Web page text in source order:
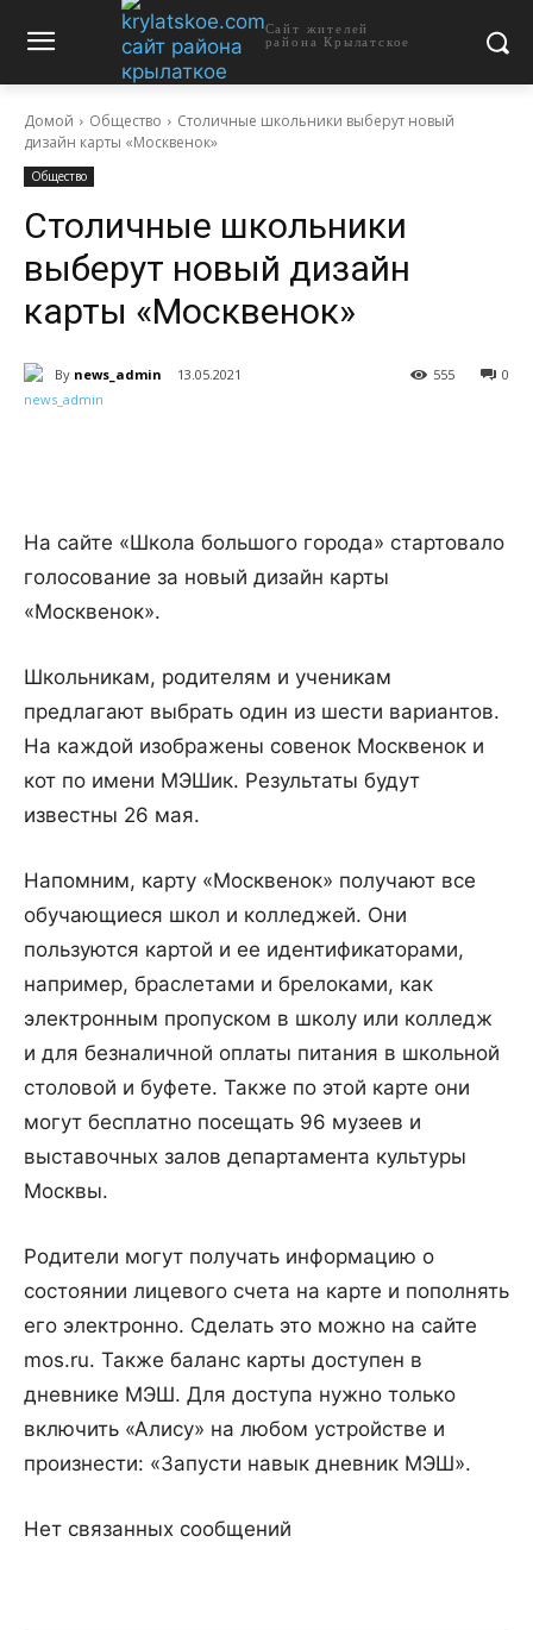
Сайт жителей
района Крылатское
Домой Общество
Столичные школьники выберут новый
дизайн карты «Москвенок»
Общество
Столичные школьники
выберут новый дизайн
карты «Москвенок»
By news_admin 13.05.2021 0
555
На сайте «Школа большого города» стартовало
голосование за новый дизайн карты
«Москвенок».
Школьникам, родителям и ученикам
предлагают выбрать один из шести вариантов.
На каждой изображены совенок Москвенок и
кот по имени МЭШик. Результаты будут
известны 26 мая.
Напомним, карту «Москвенок» получают все
обучающиеся школ и колледжей. Они
пользуются картой и ее идентификаторами,
например, браслетами и брелоками, как
электронным пропуском в школу или колледж
и для безналичной оплаты питания в школьной
столовой и буфете. Также по этой карте они
могут бесплатно посещать 96 музеев и
выставочных залов департамента культуры
Москвы.
Родители могут получать информацию о
состоянии лицевого счета на карте и пополнять
его электронно. Сделать это можно на сайте
mos.ru. Также баланс карты доступен в
дневнике МЭШ. Для доступа нужно только
включить «Алису» на любом устройстве и
произнести: «Запусти навык дневник МЭШ».
Нет связанных сообщений